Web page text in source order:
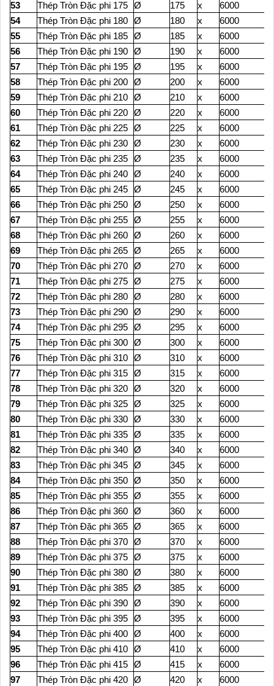
53
Thép Tròn Đặc phi 175 Ø 175 x
6000
54
Thép Tròn Đặc phi 180 Ø 180 x
6000
55
Thép Tròn Đặc phi 185 Ø 185 x
6000
56
Thép Tròn Đặc phi 190 Ø 190 x
6000
57
Thép Tròn Đặc phi 195 Ø 195 x
6000
58
Thép Tròn Đặc phi 200 Ø 200 x
6000
59
Thép Tròn Đặc phi 210 Ø 210 x
6000
60
Thép Tròn Đặc phi 220 Ø 220 x
6000
61
Thép Tròn Đặc phi 225 Ø 225 x
6000
62
Thép Tròn Đặc phi 230 Ø 230 x
6000
63
Thép Tròn Đặc phi 235 Ø 235 x
6000
64
Thép Tròn Đặc phi 240 Ø 240 x
6000
65
Thép Tròn Đặc phi 245 Ø 245 x
6000
66
Thép Tròn Đặc phi 250 Ø 250 x
6000
67
Thép Tròn Đặc phi 255 Ø 255 x
6000
68
Thép Tròn Đặc phi 260 Ø 260 x
6000
69
Thép Tròn Đặc phi 265 Ø 265 x
6000
70
Thép Tròn Đặc phi 270 Ø 270 x
6000
71
Thép Tròn Đặc phi 275 Ø 275 x
6000
72
Thép Tròn Đặc phi 280 Ø 280 x
6000
73
Thép Tròn Đặc phi 290 Ø 290 x
6000
74
Thép Tròn Đặc phi 295 Ø 295 x
6000
75
Thép Tròn Đặc phi 300 Ø 300 x
6000
76
Thép Tròn Đặc phi 310 Ø 310 x
6000
77
Thép Tròn Đặc phi 315 Ø 315 x
6000
78
Thép Tròn Đặc phi 320 Ø 320 x
6000
79
Thép Tròn Đặc phi 325 Ø 325 x
6000
80
Thép Tròn Đặc phi 330 Ø 330 x
6000
81
Thép Tròn Đặc phi 335 Ø 335 x
6000
82
Thép Tròn Đặc phi 340 Ø 340 x
6000
83
Thép Tròn Đặc phi 345 Ø 345 x
6000
84
Thép Tròn Đặc phi 350 Ø 350 x
6000
85
Thép Tròn Đặc phi 355 Ø 355 x
6000
86
Thép Tròn Đặc phi 360 Ø 360 x
6000
87
Thép Tròn Đặc phi 365 Ø 365 x
6000
88
Thép Tròn Đặc phi 370 Ø 370 x
6000
89
Thép Tròn Đặc phi 375 Ø 375 x
6000
90
Thép Tròn Đặc phi 380 Ø 380 x
6000
91
Thép Tròn Đặc phi 385 Ø 385 x
6000
92
Thép Tròn Đặc phi 390 Ø 390 x
6000
93
Thép Tròn Đặc phi 395 Ø 395 x
6000
94
Thép Tròn Đặc phi 400 Ø 400 x
6000
95
Thép Tròn Đặc phi 410 Ø 410 x
6000
96
Thép Tròn Đặc phi 415 Ø 415 x
6000
97
Thép Tròn Đặc phi 420 Ø 420 x
6000